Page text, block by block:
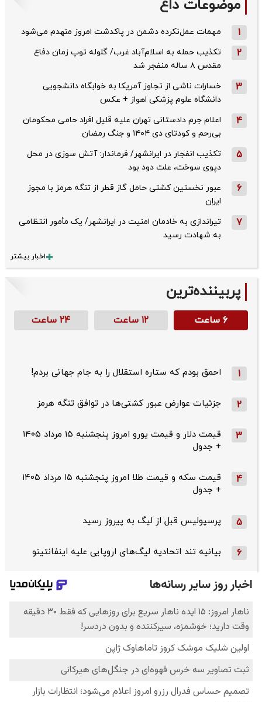
موضوعات داغ
1 مهمات عمل‌نکرده دشمن در پاکدشت امروز منهدم می‌شود
2
تکذیب حمله به اسلام‌آباد غرب/ گلوله توپ زمان دفاع
مقدس ۸ ساله منفجر شد
3
خسارات ناشی از تجاوز آمریکا به خوابگاه دانشجویی
دانشگاه علوم پزشکی اهواز + عکس
4
اعلام جرم دادستانی تهران علیه قلیل افراد حامی محکومان
بی‌رحم و کودتای دی‌ ۱۴۰۴ و جنگ رمضان
5
تکذیب ‌انفجار در ایرانشهر/ فرماندار: آتش سوزی در محل
دپوی سوخت، علت دود بود
6
عبور نخستین کشتی حامل گاز قطر از تنگه هرمز با مجوز
ایران
7
تیراندازی به خادمان امنیت در ایرانشهر/ یک مأمور انتظامی
به شهادت رسید
اخبار بیشتر
پربیننده‌ترین
۶ ساعت ۱۲ ساعت ۲۴ ساعت
1 احمق بودم که ستاره استقلال را به جام جهانی بردم!
2 جزئیات عوارض عبور کشتی‌ها در توافق تنگه هرمز
3
قیمت دلار و قیمت یورو امروز پنجشنبه ۱۵ مرداد ۱۴۰۵
+ جدول
4
قیمت سکه و قیمت طلا امروز پنجشنبه ۱۵ مرداد ۱۴۰۵
+ جدول
5 پرسپولیس قبل از لیگ به پیروز رسید
6 بیانیه تند اتحادیه لیگ‌های اروپایی علیه اینفانتینو